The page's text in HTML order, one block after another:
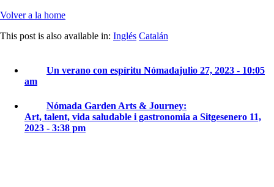
Volver a la home
This post is also available in: Inglés Catalán
Un verano con espíritu Nómadajulio 27, 2023 - 10:05
am
Nómada Garden Arts & Journey:
Art, talent, vida saludable i gastronomia a Sitgesenero 11,
2023 - 3:38 pm